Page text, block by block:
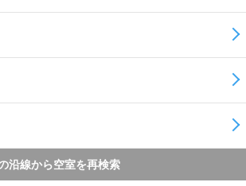
沿線から空室を再検索